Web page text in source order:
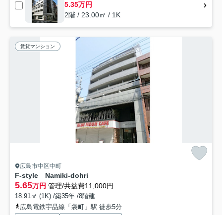
5.35万円
2階 / 23.00㎡ / 1K
賃貸マンション
広島市中区中町
F-style Namiki-dohri
5.65万円 管理/共益費11,000円
18.91㎡ (1K) /築35年 /8階建
広島電鉄宇品線「袋町」駅 徒歩5分